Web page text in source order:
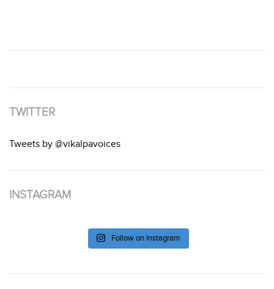
TWITTER
Tweets by @vikalpavoices
INSTAGRAM
Follow on Instagram